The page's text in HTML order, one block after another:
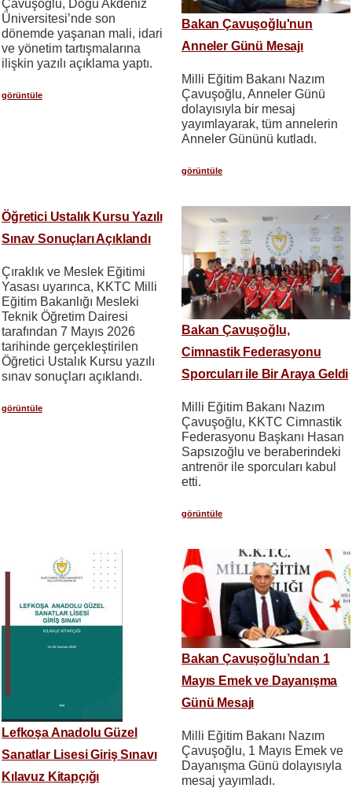
Çavuşoğlu, Doğu Akdeniz
Üniversitesi’nde son
dönemde yaşanan mali, idari
ve yönetim tartışmalarına
ilişkin yazılı açıklama yaptı.
görüntüle
Bakan Çavuşoğlu'nun
Anneler Günü Mesajı
Milli Eğitim Bakanı Nazım
Çavuşoğlu, Anneler Günü
dolayısıyla bir mesaj
yayımlayarak, tüm annelerin
Anneler Gününü kutladı.
görüntüle
Öğretici Ustalık Kursu Yazılı
Sınav Sonuçları Açıklandı
Çıraklık ve Meslek Eğitimi
Yasası uyarınca, KKTC Milli
Eğitim Bakanlığı Mesleki
Teknik Öğretim Dairesi
tarafından 7 Mayıs 2026
tarihinde gerçekleştirilen
Öğretici Ustalık Kursu yazılı
sınav sonuçları açıklandı.
görüntüle
Bakan Çavuşoğlu,
Cimnastik Federasyonu
Sporcuları ile Bir Araya Geldi
Milli Eğitim Bakanı Nazım
Çavuşoğlu, KKTC Cimnastik
Federasyonu Başkanı Hasan
Sapsızoğlu ve beraberindeki
antrenör ile sporcuları kabul
etti.
görüntüle
Lefkoşa Anadolu Güzel
Sanatlar Lisesi Giriş Sınavı
Kılavuz Kitapçığı
Bakan Çavuşoğlu’ndan 1
Mayıs Emek ve Dayanışma
Günü Mesajı
Milli Eğitim Bakanı Nazım
Çavuşoğlu, 1 Mayıs Emek ve
Dayanışma Günü dolayısıyla
mesaj yayımladı.